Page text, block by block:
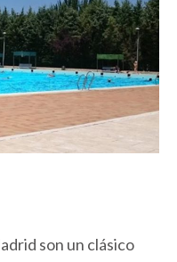
son un clásico